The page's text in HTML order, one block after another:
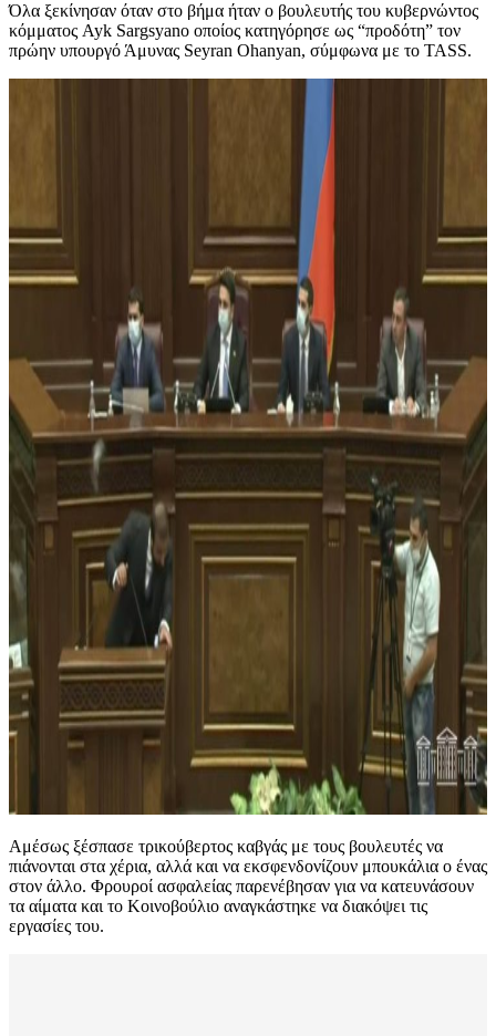
Όλα ξεκίνησαν όταν στο βήμα ήταν ο βουλευτής του κυβερνώντος
κόμματος Ayk Sargsyanο οποίος κατηγόρησε ως “προδότη” τον
πρώην υπουργό Άμυνας Seyran Ohanyan, σύμφωνα με το TASS.
Αμέσως ξέσπασε τρικούβερτος καβγάς με τους βουλευτές να
πιάνονται στα χέρια, αλλά και να εκσφενδονίζουν μπουκάλια ο ένας
στον άλλο. Φρουροί ασφαλείας παρενέβησαν για να κατευνάσουν
τα αίματα και το Κοινοβούλιο αναγκάστηκε να διακόψει τις
εργασίες του.